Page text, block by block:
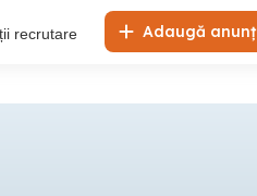
Adaugă anunț
recrutare